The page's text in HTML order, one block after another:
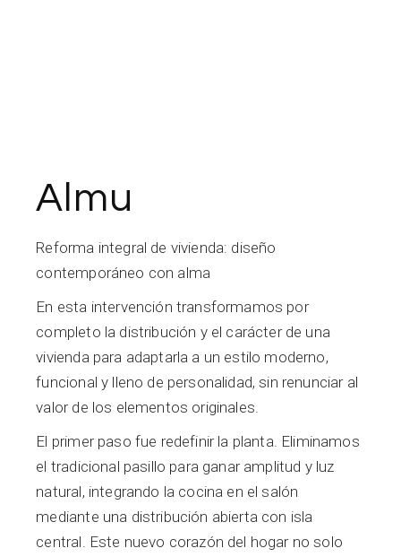
Almu
Reforma integral de vivienda: diseño
contemporáneo con alma
En esta intervención transformamos por
completo la distribución y el carácter de una
vivienda para adaptarla a un estilo moderno,
funcional y lleno de personalidad, sin renunciar al
valor de los elementos originales.
El primer paso fue redefinir la planta. Eliminamos
el tradicional pasillo para ganar amplitud y luz
natural, integrando la cocina en el salón
mediante una distribución abierta con isla
central. Este nuevo corazón del hogar no solo